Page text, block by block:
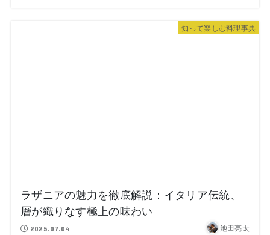
知って楽しむ料理事典
ラザニアの魅力を徹底解説：イタリア伝統、
層が織りなす極上の味わい
2025.07.04 池田亮太